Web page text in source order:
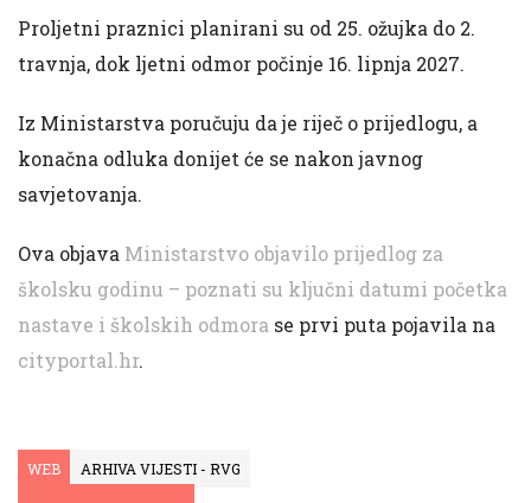
Proljetni praznici planirani su od 25. ožujka do 2.
travnja, dok ljetni odmor počinje 16. lipnja 2027.
Iz Ministarstva poručuju da je riječ o prijedlogu, a
konačna odluka donijet će se nakon javnog
savjetovanja.
Ova objava Ministarstvo objavilo prijedlog za
školsku godinu – poznati su ključni datumi početka
nastave i školskih odmora se prvi puta pojavila na
cityportal.hr.
WEB ARHIVA VIJESTI - RVG